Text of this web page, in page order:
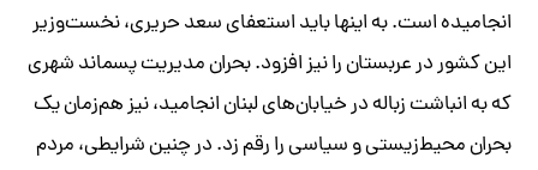
انجامیده است. به اینها باید استعفای سعد حریری، نخست‌وزیر
این کشور در عربستان را نیز افزود. بحران مدیریت پسماند شهری
که به انباشت زباله در خیابان‌های لبنان انجامید، نیز هم‌زمان یک
بحران محیط‌زیستی و سیاسی را رقم زد. در چنین شرایطی، مردم